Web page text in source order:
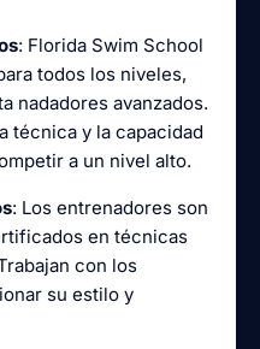
: Florida Swim School
todos los niveles,
nadadores avanzados.
técnica y la capacidad
a un nivel alto.
: Los entrenadores son
en técnicas
con los
su estilo y